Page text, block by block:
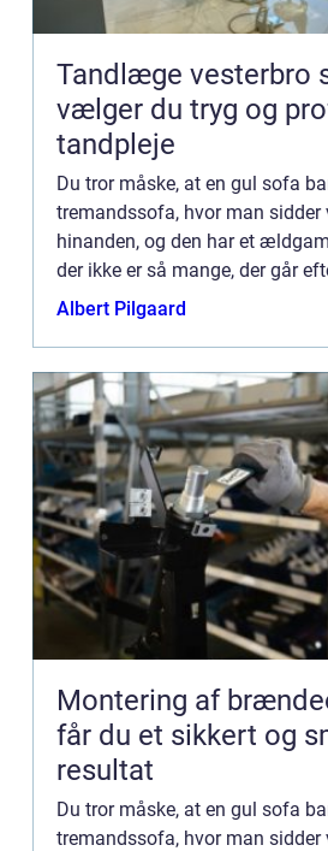
Tandlæge vesterbro sådan
vælger du tryg og
tandpleje
Du tror måske, at en gul sofa
tremandssofa, hvor man sidder
hinanden, og den har et
der ikke er så mange, der går
deres hjem? Det lyder jo noget
Albert Pilgaard
Montering af
får du et sikkert og
resultat
Du tror måske, at en gul sofa
tremandssofa, hvor man sidder